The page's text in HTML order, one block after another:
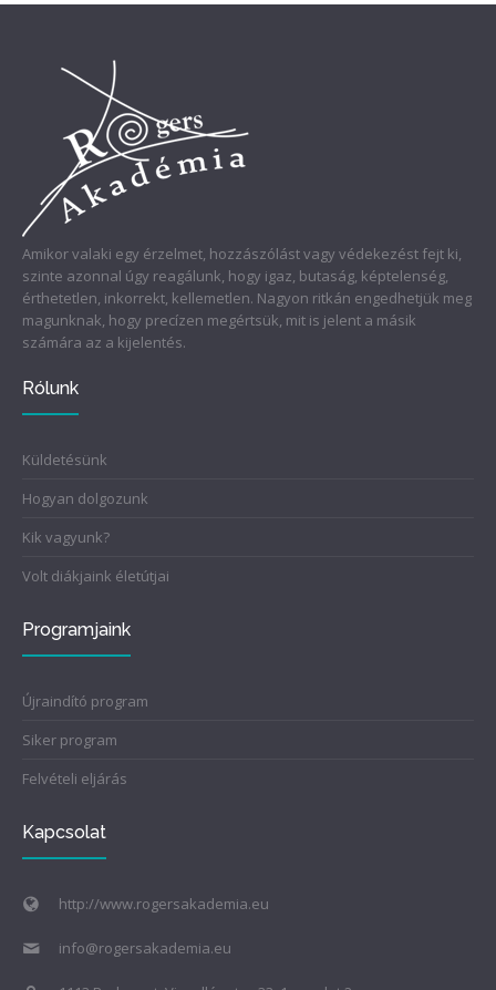
Amikor valaki egy érzelmet, hozzászólást vagy védekezést fejt ki,
szinte azonnal úgy reagálunk, hogy igaz, butaság, képtelenség,
érthetetlen, inkorrekt, kellemetlen. Nagyon ritkán engedhetjük meg
magunknak, hogy precízen megértsük, mit is jelent a másik
számára az a kijelentés.
Rólunk
Küldetésünk
Hogyan dolgozunk
Kik vagyunk?
Volt diákjaink életútjai
Programjaink
Újraindító program
Siker program
Felvételi eljárás
Kapcsolat
http://www.rogersakademia.eu
info@rogersakademia.eu